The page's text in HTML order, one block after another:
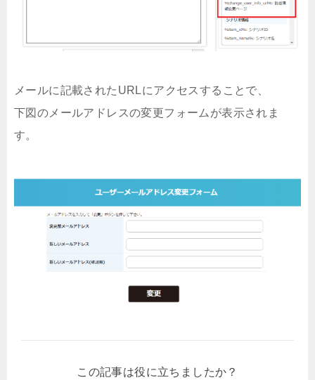
メールに記載されたURLにアクセスすることで、
下図のメールアドレスの変更フォームが表示されま
す。
この記事は役に立ちましたか？